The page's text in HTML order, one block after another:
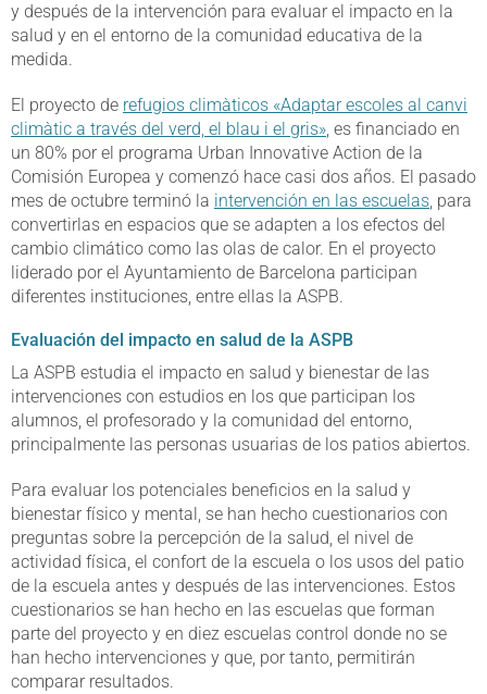
y después de la intervención para evaluar el impacto en la
salud y en el entorno de la comunidad educativa de la
medida.
El proyecto de refugios climàticos «Adaptar escoles al canvi
climàtic a través del verd, el blau i el gris», es financiado en
un 80% por el programa Urban Innovative Action de la
Comisión Europea y comenzó hace casi dos años. El pasado
mes de octubre terminó la intervención en las escuelas, para
convertirlas en espacios que se adapten a los efectos del
cambio climático como las olas de calor. En el proyecto
liderado por el Ayuntamiento de Barcelona participan
diferentes instituciones, entre ellas la ASPB.
Evaluación del impacto en salud de la ASPB
La ASPB estudia el impacto en salud y bienestar de las
intervenciones con estudios en los que participan los
alumnos, el profesorado y la comunidad del entorno,
principalmente las personas usuarias de los patios abiertos.
Para evaluar los potenciales beneficios en la salud y
bienestar físico y mental, se han hecho cuestionarios con
preguntas sobre la percepción de la salud, el nivel de
actividad física, el confort de la escuela o los usos del patio
de la escuela antes y después de las intervenciones. Estos
cuestionarios se han hecho en las escuelas que forman
parte del proyecto y en diez escuelas control donde no se
han hecho intervenciones y que, por tanto, permitirán
comparar resultados.